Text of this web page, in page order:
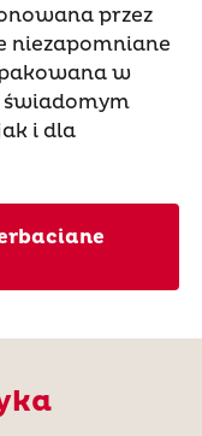
przez
niezapomniane
w
i dla